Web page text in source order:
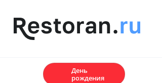
День
рождения